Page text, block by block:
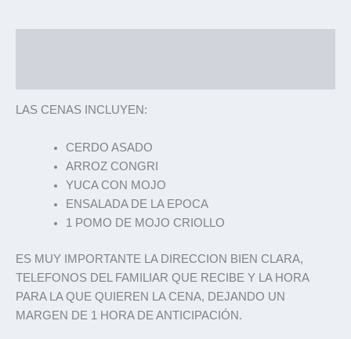
LAS CENAS INCLUYEN:
CERDO ASADO
ARROZ CONGRI
YUCA CON MOJO
ENSALADA DE LA EPOCA
1 POMO DE MOJO CRIOLLO
ES MUY IMPORTANTE LA DIRECCION BIEN CLARA,
TELEFONOS DEL FAMILIAR QUE RECIBE Y LA HORA
PARA LA QUE QUIEREN LA CENA, DEJANDO UN
MARGEN DE 1 HORA DE ANTICIPACIÓN.